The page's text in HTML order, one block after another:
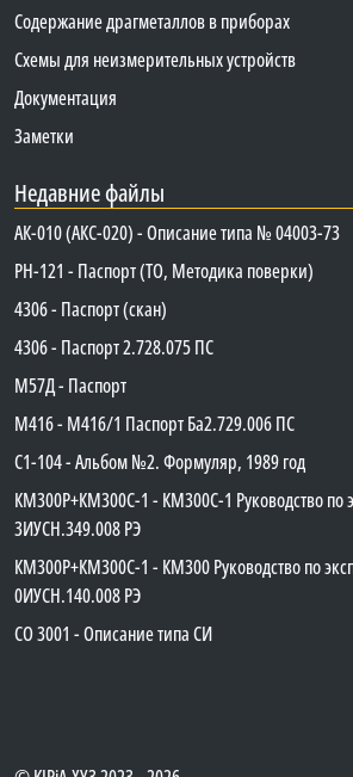
Содержание драгметаллов в приборах
Схемы для неизмерительных устройств
Документация
Заметки
Недавние файлы
АК-010 (АКС-020) - Описание типа № 04003-73
PH-121 - Паспорт (ТО, Методика поверки)
4306 - Паспорт (скан)
4306 - Паспорт 2.728.075 ПС
М57Д - Паспорт
М416 - М416/1 Паспорт Ба2.729.006 ПС
C1-104 - Альбом №2. Формуляр, 1989 год
КМ300Р+КМ300С-1 - КМ300C-1 Руководство по
3ИУСН.349.008 РЭ
КМ300Р+КМ300С-1 - КМ300 Руководство по
0ИУСН.140.008 РЭ
СО 3001 - Описание типа СИ